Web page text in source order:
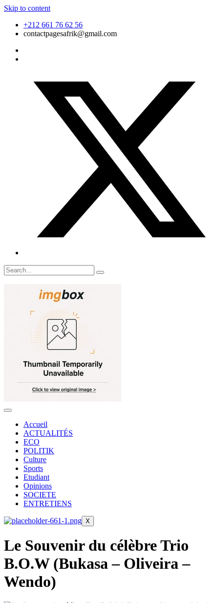
Skip to content
+212 661 76 62 56
contactpagesafrik@gmail.com
Accueil
ACTUALITÉS
ECO
POLITIK
Culture
Sports
Etudiant
Opinions
SOCIETE
ENTRETIENS
X
Le Souvenir du célèbre Trio
B.O.W (Bukasa – Oliveira –
Wendo)